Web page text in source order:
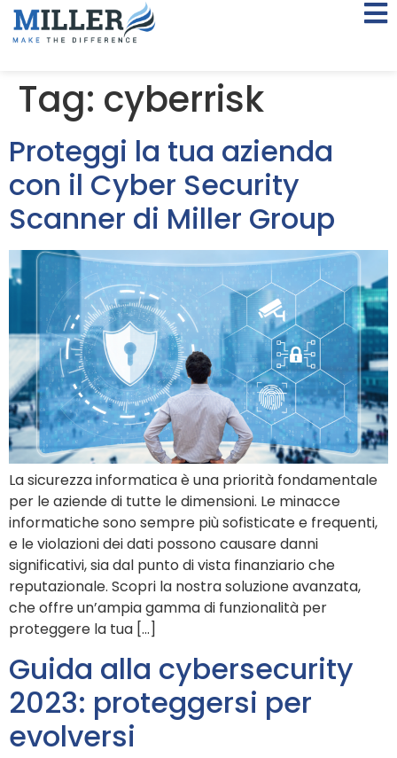
Tag: cyberrisk
Proteggi la tua azienda
con il Cyber Security
Scanner di Miller Group
La sicurezza informatica è una priorità fondamentale
per le aziende di tutte le dimensioni. Le minacce
informatiche sono sempre più sofisticate e frequenti,
e le violazioni dei dati possono causare danni
significativi, sia dal punto di vista finanziario che
reputazionale. Scopri la nostra soluzione avanzata,
che offre un’ampia gamma di funzionalità per
proteggere la tua […]
Guida alla cybersecurity
2023: proteggersi per
evolversi